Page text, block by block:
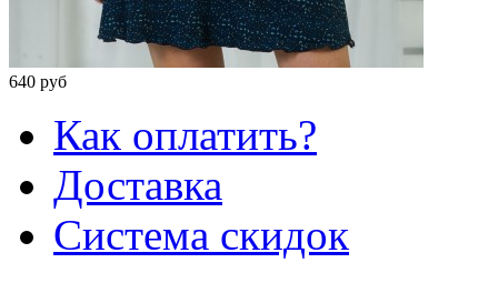
640 руб
Как оплатить?
Доставка
Система скидок